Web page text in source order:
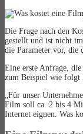
Die Frage nach den
gestellt und ist nicht
die Parameter vor, die
Eine erste Anfrage,
zum Beispiel wie folgt
„Für unser
Film soll ca. 2 bis 4
Internet eignen. Was